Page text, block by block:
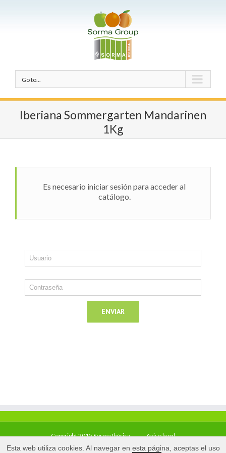
Go to...
Iberiana Sommergarten Mandarinen
1Kg
Es necesario iniciar sesión para acceder al
catálogo.
Copyright 2015 Sorma Ibérica Aviso legal
Esta web utiliza cookies. Al navegar en esta página, aceptas el uso